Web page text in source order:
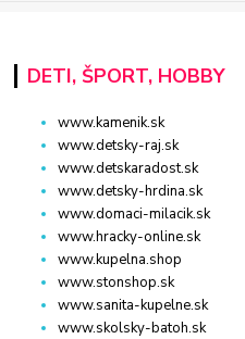
DETI, ŠPORT, HOBBY
www.kamenik.sk
www.detsky-raj.sk
www.detskaradost.sk
www.detsky-hrdina.sk
www.domaci-milacik.sk
www.hracky-online.sk
www.kupelna.shop
www.stonshop.sk
www.sanita-kupelne.sk
www.skolsky-batoh.sk